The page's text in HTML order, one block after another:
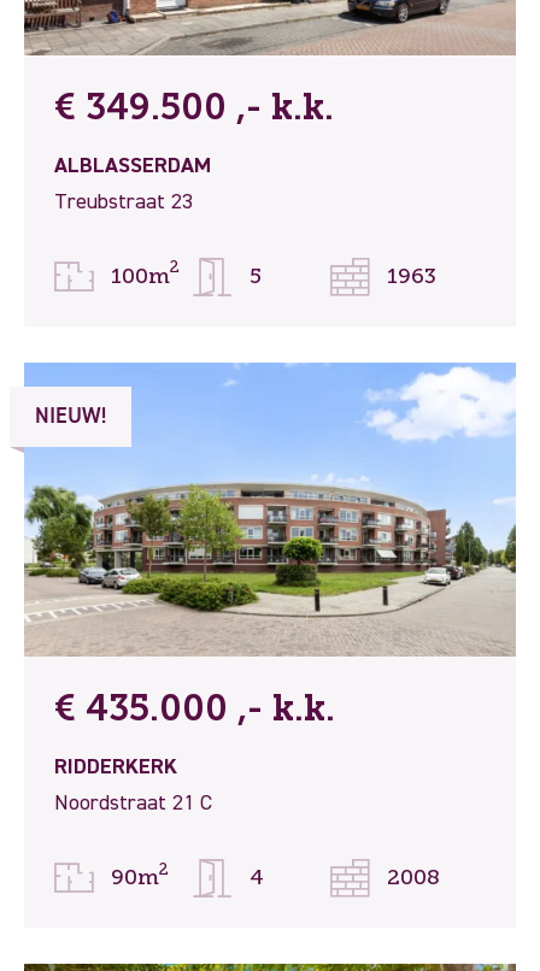
€ 349.500 ,- k.k.
ALBLASSERDAM
Treubstraat 23
100m2 5 1963
NIEUW!
€ 435.000 ,- k.k.
RIDDERKERK
Noordstraat 21 C
90m2 4 2008